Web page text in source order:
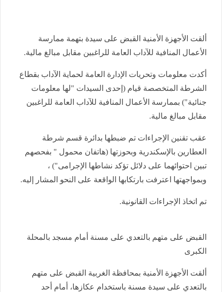
ألقت الأجهزة الأمنية القبض على سيدة بتهمة ممارسة
الأعمال المنافية للآداب العامة للراغبين مقابل مبالغ مالية.
أكدت معلومات وتحريات الإدارة العامة لحماية الآداب بقطاع
الشرطة المتخصصة قيام (إحدى السيدات "لها معلومات
جنائية") بممارسة الأعمال المنافية للآداب العامة للراغبين
مقابل مبالغ مالية.
عقب تقنين الإجراءات تم ضبطها بدائرة قسم شرطة
العطارين بالإسكندرية وبحوزتها (هاتفان محمول " بفحصهم
تبين احتوائهما على دلائل تؤكد نشاطها الإجرامى") ،
وبمواجهتها اعترفت بارتكابها الواقعة على النحو المشار إليه.
تم اتخاذ الإجراءات القانونية.
القبض على متهم بالتعدي على مسنة أمام مسجد بالمحلة
الكبرى
ألقت الأجهزة الأمنية بمحافظة الغربية القبض على متهم
بالتعدي على سيدة مسنة باستخدام عكازها، أمام أحد